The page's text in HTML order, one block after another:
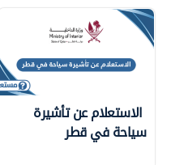
الاستعلام عن تأشيرة
سياحة في قطر